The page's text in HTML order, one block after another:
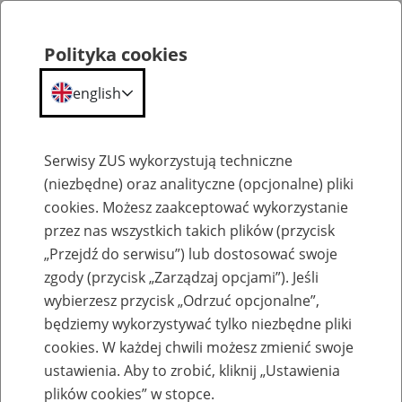
Komunikaty
Informacja Zakładu Ubezpieczeń
Społecznych z dnia 27 maja 2013 r. w
Polityka cookies
english
Serwisy ZUS wykorzystują techniczne
(niezbędne) oraz analityczne (opcjonalne) pliki
cookies. Możesz zaakceptować wykorzystanie
przez nas wszystkich takich plików (przycisk
„Przejdź do serwisu”) lub dostosować swoje
zgody (przycisk „Zarządzaj opcjami”). Jeśli
wybierzesz przycisk „Odrzuć opcjonalne”,
będziemy wykorzystywać tylko niezbędne pliki
cookies. W każdej chwili możesz zmienić swoje
ustawienia. Aby to zrobić, kliknij „Ustawienia
plików cookies” w stopce.